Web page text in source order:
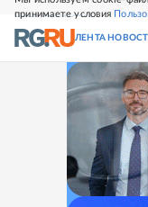
принимаете условия
СВЕЖИЙ НОМЕР
ЛЕНТА